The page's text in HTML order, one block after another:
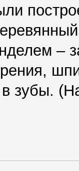
–
зубы.